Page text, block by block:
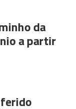
da
a partir